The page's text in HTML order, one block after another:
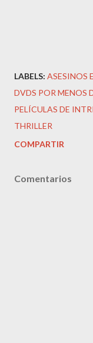
LABELS: ASESINOS
DVDS POR MENOS
PELÍCULAS DE
THRILLER
COMPARTIR
Comentarios